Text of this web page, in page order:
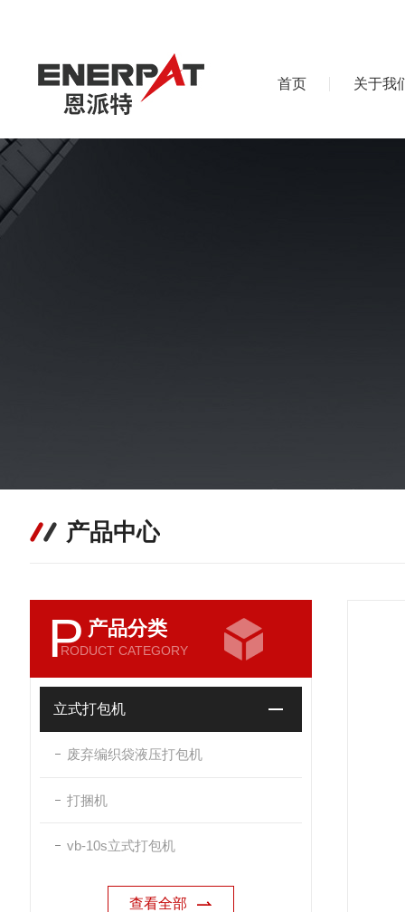
首页 关于我
产品中心
P 产品分类
RODUCT CATEGORY
立式打包机
废弃编织袋液压打包机
打捆机
vb-10s立式打包机
查看全部